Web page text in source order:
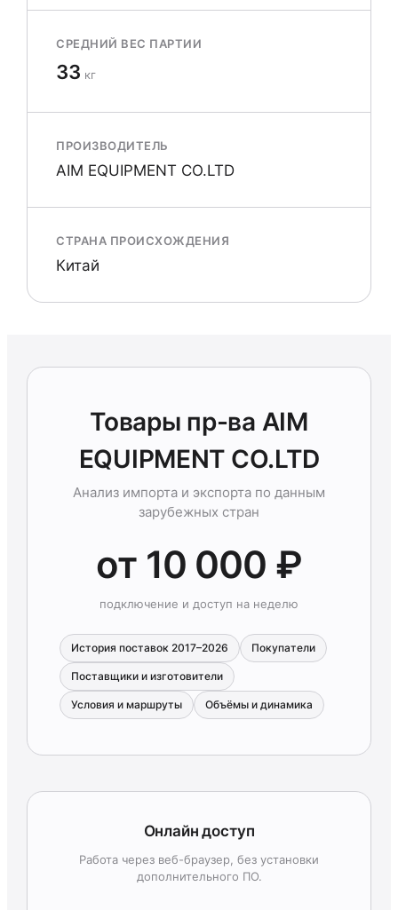
СРЕДНИЙ ВЕС ПАРТИИ
33 кг
ПРОИЗВОДИТЕЛЬ
AIM EQUIPMENT CO.LTD
СТРАНА ПРОИСХОЖДЕНИЯ
Китай
Товары пр-ва AIM
EQUIPMENT CO.LTD
Анализ импорта и экспорта по данным
зарубежных стран
от 10 000 ₽
подключение и доступ на неделю
История поставок 2017–2026 Покупатели
Поставщики и изготовители
Условия и маршруты Объёмы и динамика
Онлайн доступ
Работа через веб-браузер, без установки
дополнительного ПО.